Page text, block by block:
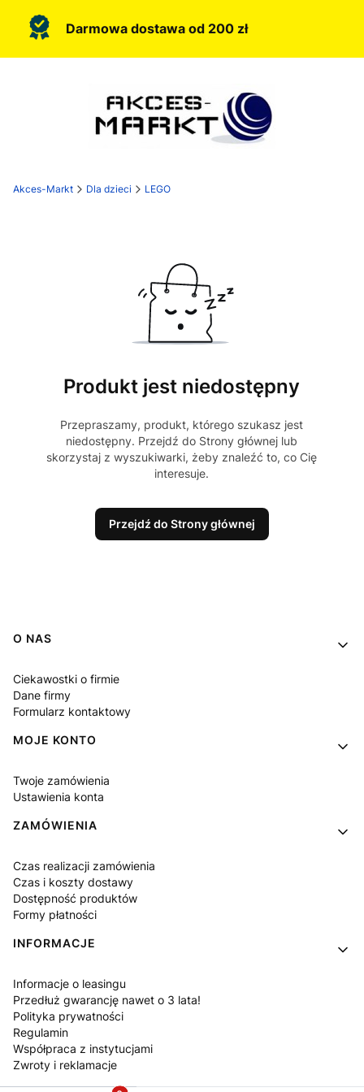
Darmowa dostawa od 200 zł
Akces-Markt Dla dzieci LEGO
Produkt jest niedostępny
Przepraszamy, produkt, którego szukasz jest
niedostępny. Przejdź do Strony głównej lub
skorzystaj z wyszukiwarki, żeby znaleźć to, co Cię
interesuje.
Przejdź do Strony głównej
Linki w stopce
O NAS
Ciekawostki o firmie
Dane firmy
Formularz kontaktowy
MOJE KONTO
Twoje zamówienia
Ustawienia konta
ZAMÓWIENIA
Czas realizacji zamówienia
Czas i koszty dostawy
Dostępność produktów
Formy płatności
INFORMACJE
Informacje o leasingu
Przedłuż gwarancję nawet o 3 lata!
Polityka prywatności
Regulamin
Współpraca z instytucjami
Zwroty i reklamacje